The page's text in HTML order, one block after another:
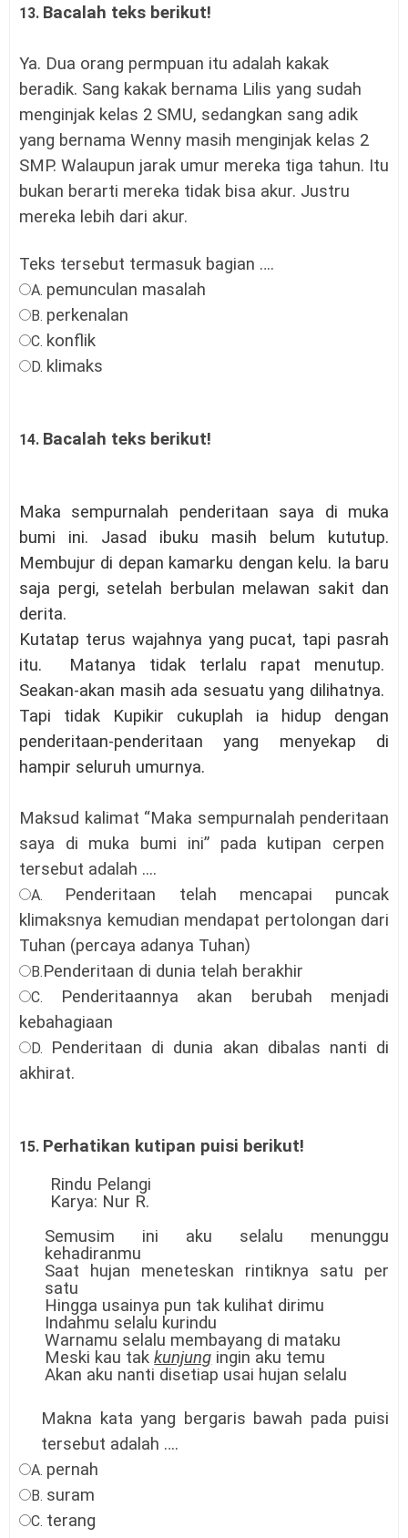
13. Bacalah teks berikut!
Ya. Dua orang permpuan itu adalah kakak
beradik. Sang kakak bernama Lilis yang sudah
menginjak kelas 2 SMU, sedangkan sang adik
yang bernama Wenny masih menginjak kelas 2
SMP. Walaupun jarak umur mereka tiga tahun. Itu
bukan berarti mereka tidak bisa akur. Justru
mereka lebih dari akur.
Teks tersebut termasuk bagian ….
A. pemunculan masalah
B. perkenalan
C. konflik
D. klimaks
14. Bacalah teks berikut!
Maka sempurnalah penderitaan saya di muka
bumi ini. Jasad ibuku masih belum kututup.
Membujur di depan kamarku dengan kelu. Ia baru
saja pergi, setelah berbulan melawan sakit dan
derita.
Kutatap terus wajahnya yang pucat, tapi pasrah
itu. Matanya tidak terlalu rapat menutup.
Seakan-akan masih ada sesuatu yang dilihatnya.
Tapi tidak Kupikir cukuplah ia hidup dengan
penderitaan-penderitaan yang menyekap di
hampir seluruh umurnya.
Maksud kalimat “Maka sempurnalah penderitaan
saya di muka bumi ini” pada kutipan cerpen
tersebut adalah ....
A. Penderitaan telah mencapai puncak
klimaksnya kemudian mendapat pertolongan dari
Tuhan (percaya adanya Tuhan)
B.Penderitaan di dunia telah berakhir
C.
Penderitaannya akan berubah menjadi
kebahagiaan
D. Penderitaan di dunia akan dibalas nanti di
akhirat.
15. Perhatikan kutipan puisi berikut!
Rindu Pelangi
Karya: Nur R.
Semusim ini aku selalu menunggu
kehadiranmu
Saat hujan meneteskan rintiknya satu per
satu
Hingga usainya pun tak kulihat dirimu
Indahmu selalu kurindu
Warnamu selalu membayang di mataku
Meski kau takkunjung ingin aku temu
Akan aku nanti disetiap usai hujan selalu
Makna kata yang bergaris bawah pada puisi
tersebut adalah ….
A. pernah
B. suram
C. terang